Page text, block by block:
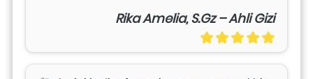
Rika Amelia, S.Gz – Ahli Gizi